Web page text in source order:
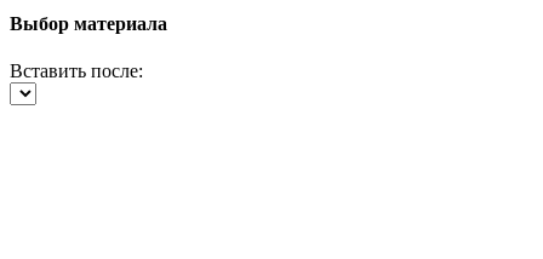
Выбор материала
Вставить после: